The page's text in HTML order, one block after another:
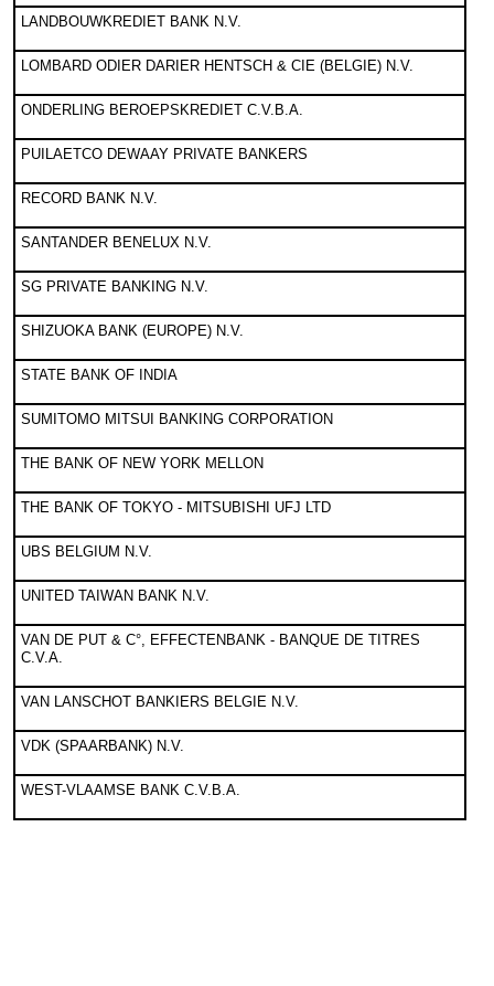
LANDBOUWKREDIET BANK N.V.
LOMBARD ODIER DARIER HENTSCH & CIE (BELGIE) N.V.
ONDERLING BEROEPSKREDIET C.V.B.A.
PUILAETCO DEWAAY PRIVATE BANKERS
RECORD BANK N.V.
SANTANDER BENELUX N.V.
SG PRIVATE BANKING N.V.
SHIZUOKA BANK (EUROPE) N.V.
STATE BANK OF INDIA
SUMITOMO MITSUI BANKING CORPORATION
THE BANK OF NEW YORK MELLON
THE BANK OF TOKYO - MITSUBISHI UFJ LTD
UBS BELGIUM N.V.
UNITED TAIWAN BANK N.V.
VAN DE PUT & C°, EFFECTENBANK - BANQUE DE TITRES
C.V.A.
VAN LANSCHOT BANKIERS BELGIE N.V.
VDK (SPAARBANK) N.V.
WEST-VLAAMSE BANK C.V.B.A.